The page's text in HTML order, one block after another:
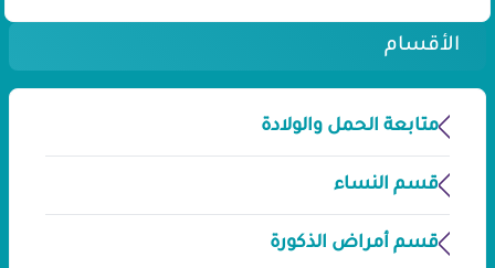
الأقسام
متابعة الحمل والولادة
قسم النساء
قسم أمراض الذكورة